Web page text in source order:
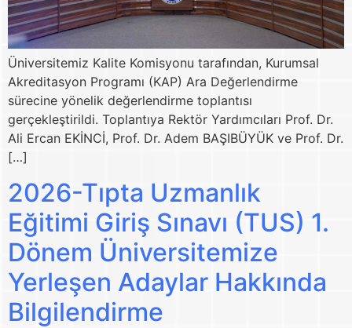
Üniversitemiz Kalite Komisyonu tarafından, Kurumsal
Akreditasyon Programı (KAP) Ara Değerlendirme
sürecine yönelik değerlendirme toplantısı
gerçekleştirildi. Toplantıya Rektör Yardımcıları Prof. Dr.
Ali Ercan EKİNCİ, Prof. Dr. Adem BAŞIBÜYÜK ve Prof. Dr.
[…]
2026-Tıpta Uzmanlık
Eğitimi Giriş Sınavı (TUS) 1.
Dönem Üniversitemize
Yerleşen Adaylar Hakkında
Bilgilendirme